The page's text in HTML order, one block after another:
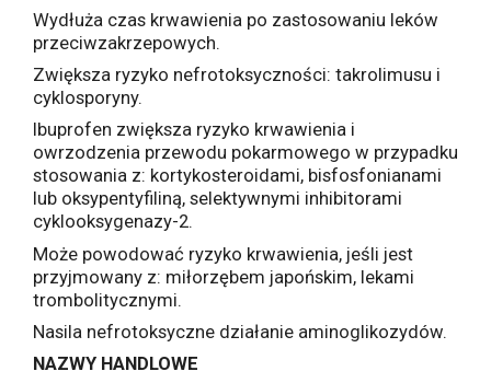
Wydłuża czas krwawienia po zastosowaniu leków
przeciwzakrzepowych.
Zwiększa ryzyko nefrotoksyczności: takrolimusu i
cyklosporyny.
Ibuprofen zwiększa ryzyko krwawienia i
owrzodzenia przewodu pokarmowego w przypadku
stosowania z: kortykosteroidami, bisfosfonianami
lub oksypentyfiliną, selektywnymi inhibitorami
cyklooksygenazy-2.
Może powodować ryzyko krwawienia, jeśli jest
przyjmowany z: miłorzębem japońskim, lekami
trombolitycznymi.
Nasila nefrotoksyczne działanie aminoglikozydów.
NAZWY HANDLOWE